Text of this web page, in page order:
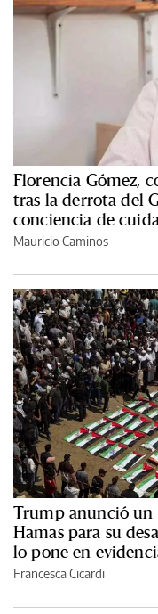
Florencia Gómez,
tras la derrota del
conciencia de
Mauricio Caminos
Trump anunció un
Hamas para su
lo pone en
Francesca Cicardi